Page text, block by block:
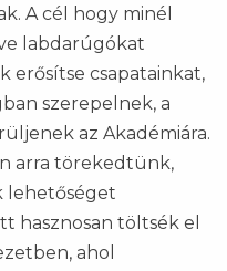
A cél hogy minél
labdarúgókat
erősítse csapatainkat,
szerepelnek, a
az Akadémiára.
arra törekedtünk,
lehetőséget
hasznosan töltsék el
ahol